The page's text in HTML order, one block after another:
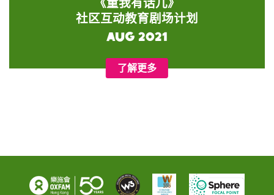
《童我有话儿》
社区互动教育剧场计划
Aug 2021
了解更多